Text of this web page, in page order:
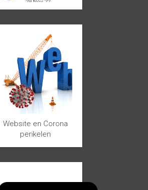
29 Nov 22
Website en Corona
perikelen